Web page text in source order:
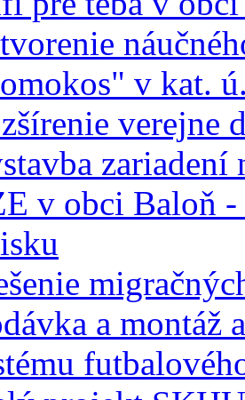
v kat.
verejne
v obci Baloň
a montáž